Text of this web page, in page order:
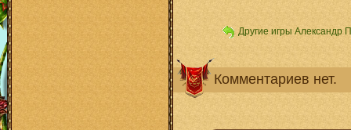
Другие игры Александр
Комментариев нет.